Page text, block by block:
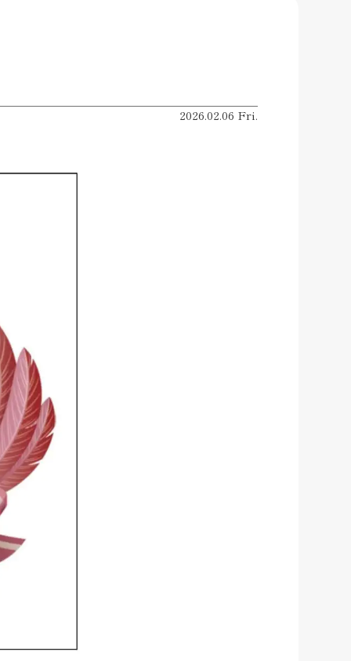
2026.02.06 Fri.